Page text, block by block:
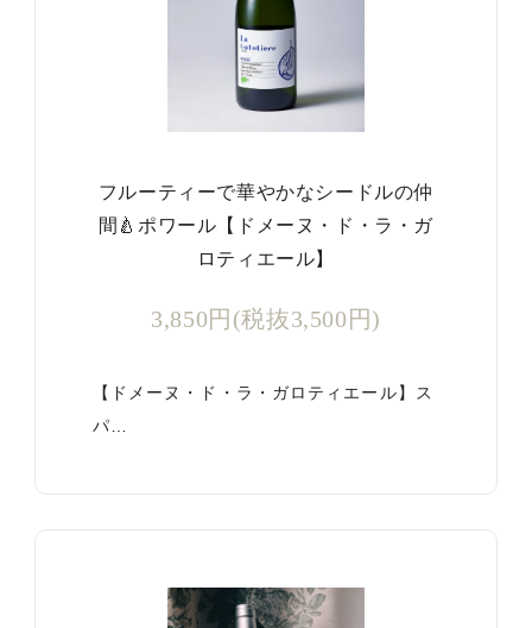
フルーティーで華やかなシードルの仲
間🍐ポワール【ドメーヌ・ド・ラ・ガ
ロティエール】
3,850円(税抜3,500円)
【ドメーヌ・ド・ラ・ガロティエール】ス
パ…